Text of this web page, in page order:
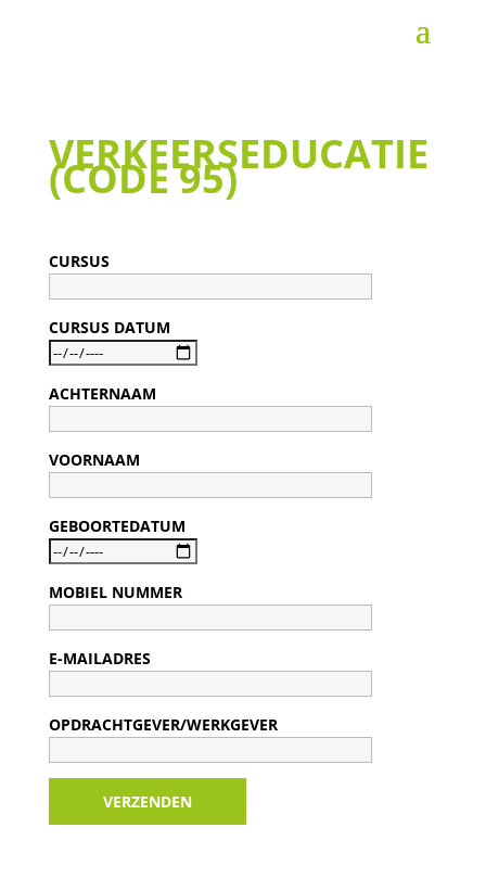
VERKEERSEDUCATIE
(CODE 95)
CURSUS
CURSUS DATUM
ACHTERNAAM
VOORNAAM
GEBOORTEDATUM
MOBIEL NUMMER
E-MAILADRES
OPDRACHTGEVER/WERKGEVER
VERZENDEN